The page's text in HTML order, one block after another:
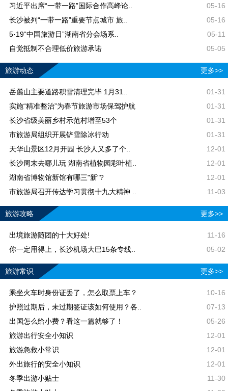
习近平出席“一带一路”国际合作高峰论..
05-16
长沙被列“一带一路”重要节点城市 旅..
05-16
5·19“中国旅游日”湖南省分会场系..
05-11
自觉抵制不合理低价旅游承诺
05-05
旅游动态 更多>>
岳麓山主要道路积雪清理完毕 1月31..
01-31
实施“精准整治”为春节旅游市场保驾护航
01-31
长沙省级美丽乡村示范村增至53个
01-31
市旅游局组织开展铲雪除冰行动
01-31
天华山景区12月开园 长沙人又多了个..
12-01
长沙周末去哪儿玩 湖南省植物园彩叶植..
12-01
湖南省博物馆新馆有哪三"新"?
12-01
市旅游局召开传达学习贯彻十九大精神 ..
11-03
旅游攻略 更多>>
出境旅游随团的十大好处!
11-16
你一定用得上，长沙机场大巴15条专线..
05-02
旅游常识 更多>>
乘坐火车时身份证丢了，怎么取票上车？
10-16
护照过期后，未过期签证该如何使用？各..
07-13
出国怎么给小费？看这一篇就够了！
05-26
旅游出行安全小知识
12-01
旅游急救小常识
12-01
外出旅行的安全小知识
12-01
冬季出游小贴士
11-30